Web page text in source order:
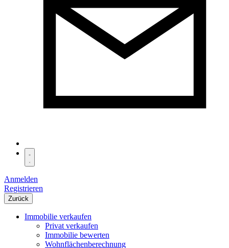
Anmelden
Registrieren
Zurück
Immobilie verkaufen
Privat verkaufen
Immobilie bewerten
Wohnflächenberechnung